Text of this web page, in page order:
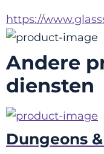
https://
Andere
diensten
Dungeons